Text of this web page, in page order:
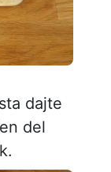
dajte
del